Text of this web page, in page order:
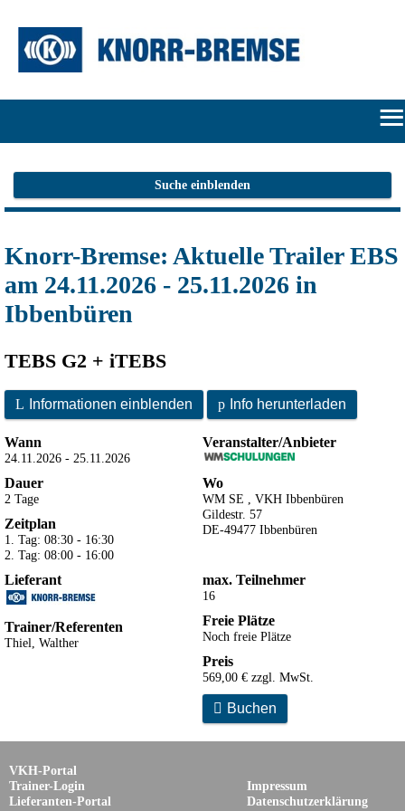
ONLINE-
FLATRATE
HERSTELLERPORTALE
≡
Suche einblenden
Knorr-Bremse: Aktuelle Trailer EBS
am 24.11.2026 - 25.11.2026 in
Ibbenbüren
TEBS G2 + iTEBS
L Informationen einblenden p Info herunterladen
Wann
24.11.2026 - 25.11.2026
Dauer
2 Tage
Zeitplan
1. Tag: 08:30 - 16:30
2. Tag: 08:00 - 16:00
Veranstalter/Anbieter
Wo
WM SE , VKH Ibbenbüren
Gildestr. 57
DE-49477 Ibbenbüren
Lieferant
Trainer/Referenten
Thiel, Walther
max. Teilnehmer
16
Freie Plätze
Noch freie Plätze
Preis
569,00 € zzgl. MwSt.
 Buchen
VKH-Portal
Trainer-Login
Lieferanten-Portal
Impressum
Datenschutzerklärung